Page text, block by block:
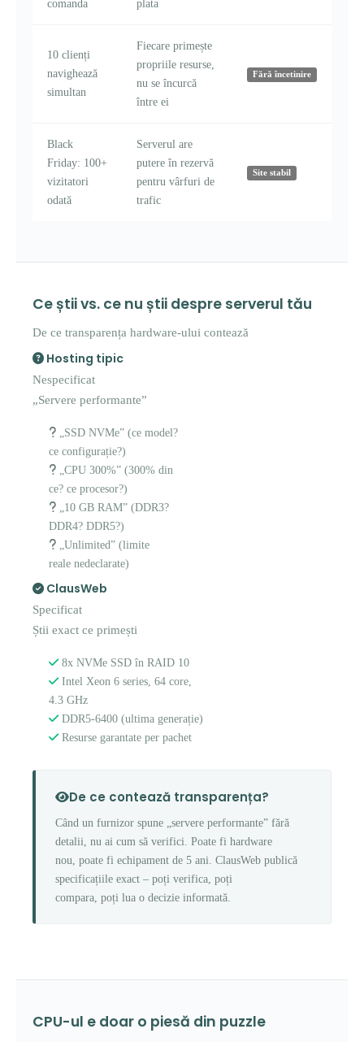
comanda plata
10 clienți
navighează
simultan
Fiecare primește
propriile resurse,
nu se încurcă
între ei
Fără încetinire
Black
Friday: 100+
vizitatori
odată
Serverul are
putere în rezervă
pentru vârfuri de
trafic
Site stabil
Ce știi vs. ce nu știi despre serverul tău
De ce transparența hardware-ului contează
Hosting tipic
Nespecificat
„Servere performante”
„SSD NVMe” (ce model?
ce configurație?)
„CPU 300%” (300% din
ce? ce procesor?)
„10 GB RAM” (DDR3?
DDR4? DDR5?)
„Unlimited” (limite
reale nedeclarate)
ClausWeb
Specificat
Știi exact ce primești
8x NVMe SSD în RAID 10
Intel Xeon 6 series, 64 core,
4.3 GHz
DDR5-6400 (ultima generație)
Resurse garantate per pachet
De ce contează transparența?
Când un furnizor spune „servere performante” fără
detalii, nu ai cum să verifici. Poate fi hardware
nou, poate fi echipament de 5 ani. ClausWeb publică
specificațiile exact – poți verifica, poți
compara, poți lua o decizie informată.
CPU-ul e doar o piesă din puzzle